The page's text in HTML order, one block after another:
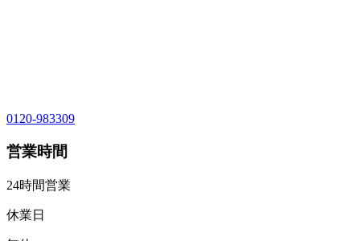
0120-983309
営業時間
24時間営業
休業日